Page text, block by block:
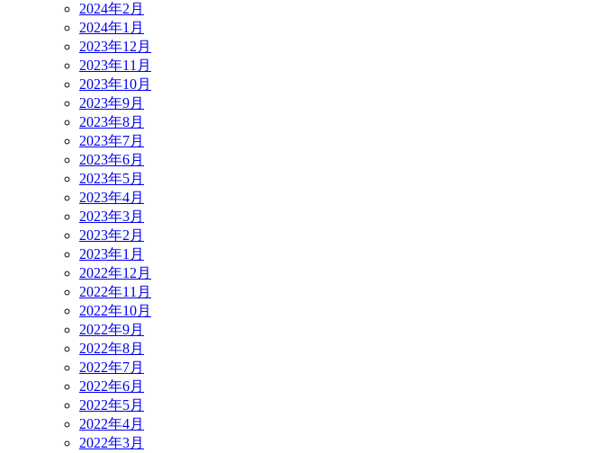
2024年2月
2024年1月
2023年12月
2023年11月
2023年10月
2023年9月
2023年8月
2023年7月
2023年6月
2023年5月
2023年4月
2023年3月
2023年2月
2023年1月
2022年12月
2022年11月
2022年10月
2022年9月
2022年8月
2022年7月
2022年6月
2022年5月
2022年4月
2022年3月